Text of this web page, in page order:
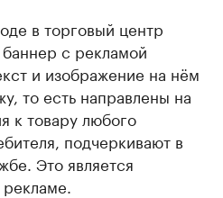
в торговый центр
с рекламой
и изображение на нём
то есть направлены на
к товару любого
подчеркивают в
Это является